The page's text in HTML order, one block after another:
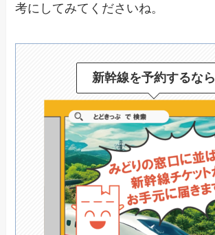
考にしてみてくださいね。
新幹線を予約するなら